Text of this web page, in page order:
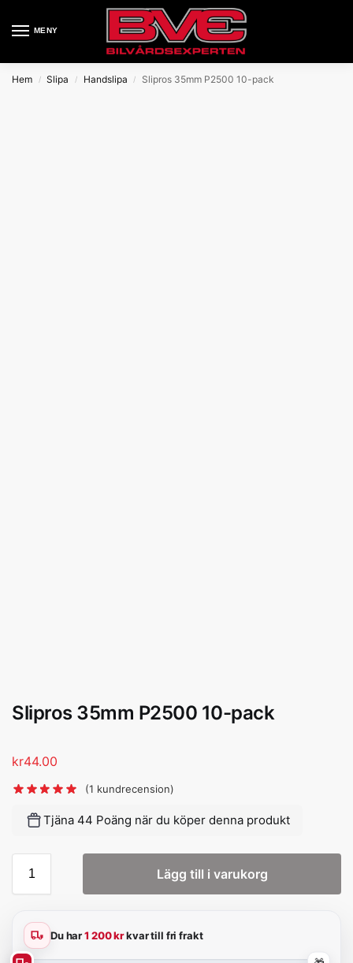
MENY
Hem / Slipa / Handslipa / Slipros 35mm P2500 10-pack
Slipros 35mm P2500 10-pack
kr44.00
(1 kundrecension)
Tjäna 44 Poäng när du köper denna produkt
Lägg till i varukorg
Du har1 200 krkvar till fri frakt